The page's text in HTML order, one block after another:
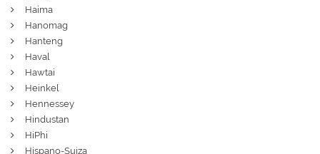
Haima
Hanomag
Hanteng
Haval
Hawtai
Heinkel
Hennessey
Hindustan
HiPhi
Hispano-Suiza